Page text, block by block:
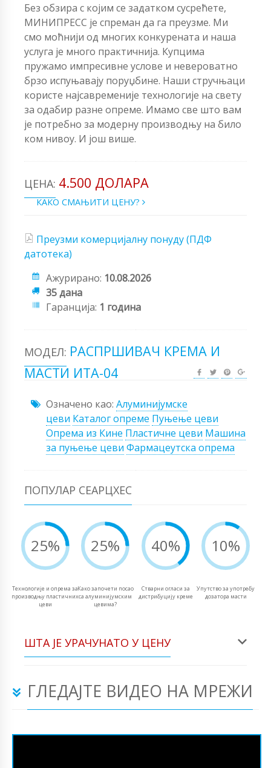
Без обзира с којим се задатком сусрећете,
МИНИПРЕСС је спреман да га преузме. Ми
смо моћнији од многих конкурената и наша
услуга је много практичнија. Купцима
пружамо импресивне услове и невероватно
брзо испуњавају поруџбине. Наши стручњаци
користе најсавременије технологије на свету
за одабир разне опреме. Имамо све што вам
је потребно за модерну производњу на било
ком нивоу. И још више.
ЦЕНА: 4.500 ДОЛАРА
КАКО СМАЊИТИ ЦЕНУ?
Преузми комерцијалну понуду (ПДФ
датотека)
Ажурирано: 10.08.2026
35 дана
Гаранција: 1 година
МОДЕЛ: РАСПРШИВАЧ КРЕМА И
МАСТИ ИТА-04
Означено као: Алуминијумске
цеви Каталог опреме Пуњење цеви
Опрема из Кине Пластичне цеви Машина
за пуњење цеви Фармацеутска опрема
ПОПУЛАР СЕАРЦХЕС
25%
Технологије и опрема за
производњу пластичних
цеви
25%
Како започети посао
са алуминијумским
цевима?
40%
Стварни огласи за
дистрибуцију креме
10%
Упутство за употребу
дозатора масти
ШТА ЈЕ УРАЧУНАТО У ЦЕНУ
ГЛЕДАЈТЕ ВИДЕО НА МРЕЖИ